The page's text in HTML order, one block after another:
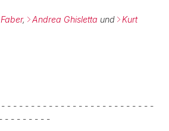
, Andrea Ghisletta und
Kurt
- - - - - - - - - - - - - - - - - - - - - - - - -
- - - - - - - -